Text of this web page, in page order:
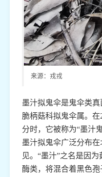
来源：戎戎
墨汁拟鬼伞是鬼伞类
脆柄菇科拟鬼伞属。
分时，它被称为“墨汁鬼
墨汁拟鬼伞广泛分布
见。“墨汁”之名是因
酶类，将混合着黑色